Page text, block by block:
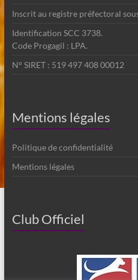
Inscrit au registre préfectoral
Identification SCC 3738.
Code Progagil : LPA.
N° SIRET : 519 497 408 00012
Mentions légales
Politique de confidentialité
Mentions légales
Club Officiel